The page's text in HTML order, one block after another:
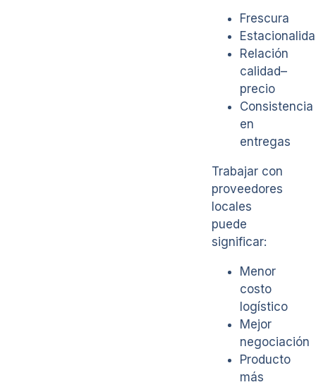
Frescura
Relación
calidad–
precio
Consistencia
en
entregas
Trabajar con
proveedores
locales
puede
significar:
Menor
costo
logístico
Mejor
negociación
Producto
más